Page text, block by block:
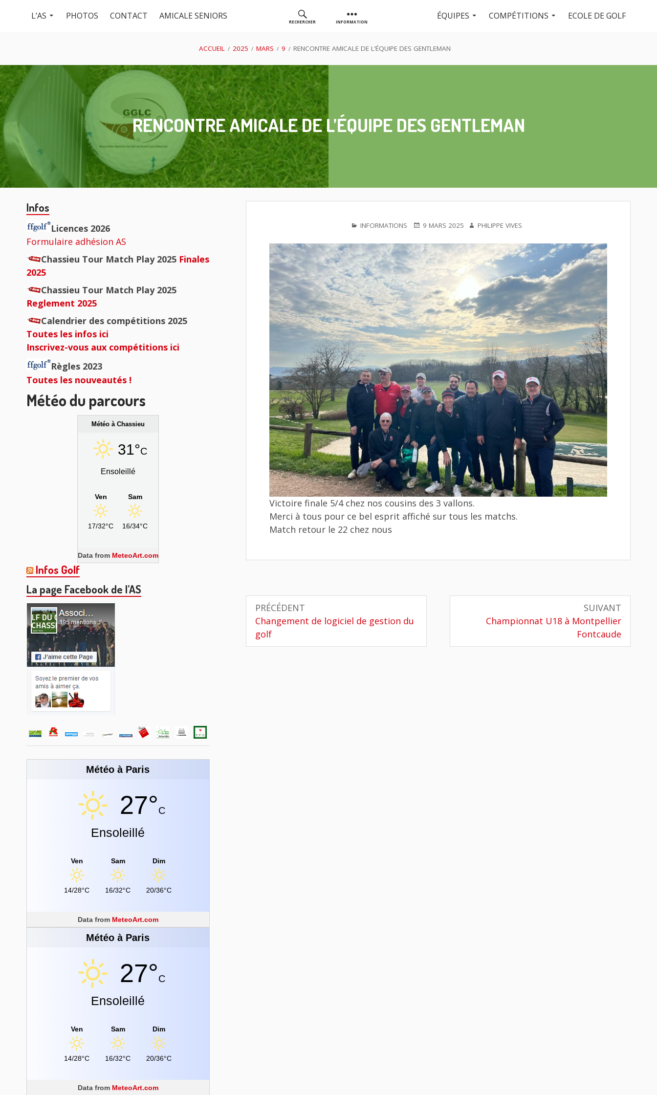
RECHERCHER INFORMATION
MenuL’AS PHOTOS CONTACT AMICALE SENIORS ÉQUIPES COMPÉTITIONS ECOLE DE GOLF
AS GOLF
D'ARIANE
ACCUEIL 2025 MARS 9 RENCONTRE AMICALE DE L’ÉQUIPE DES GENTLEMAN
RENCONTRE AMICALE DE L’ÉQUIPE DES GENTLEMAN
PUBLIÉ
INFORMATIONS
PUBLIÉ9 MARS 2025 AUTEUR
PHILIPPE VIVES
Victoire finale 5/4 chez nos cousins des 3 vallons.
Merci à tous pour ce bel esprit affiché sur tous les matchs.
Match retour le 22 chez nous
Navigation
de
l’article
PRÉCÉDENT
Article
précédent
:
Changement de logiciel de gestion du
golf
SUIVANT
Article
:
Championnat U18 à Montpellier
Fontcaude
Barre
principale
Infos
Licences 2026
Formulaire adhésion AS
Chassieu Tour Match Play 2025 Finales
2025
Chassieu Tour Match Play 2025
Reglement 2025
Calendrier des compétitions 2025
Toutes les infos ici
Inscrivez-vous aux compétitions ici
Règles 2023
Toutes les nouveautés !
Météo du parcours
Météo à Chassieu
31°C
Ensoleillé
Ven
17/32°C
Sam
16/34°C
Data from MeteoArt.com
Infos Golf
La page Facebook de l’AS
Météo à Paris
27°C
Ensoleillé
Ven
14/28°C
Sam
16/32°C
Dim
20/36°C
Data from MeteoArt.com
Météo à Paris
27°C
Ensoleillé
Ven
14/28°C
Sam
16/32°C
Dim
20/36°C
Data from MeteoArt.com